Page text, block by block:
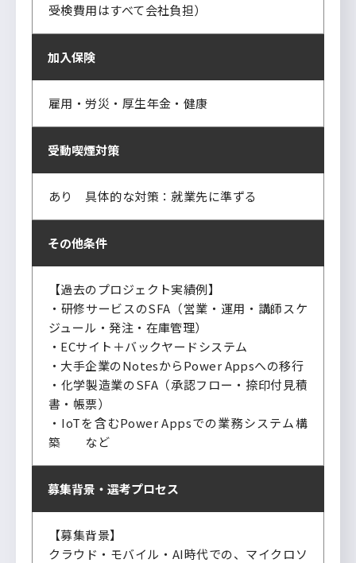
受検費用はすべて会社負担）
加入保険
雇用・労災・厚生年金・健康
受動喫煙対策
あり 具体的な対策：就業先に準ずる
その他条件
【過去のプロジェクト実績例】
・研修サービスのSFA（営業・運用・講師スケ
ジュール・発注・在庫管理）
・ECサイト＋バックヤードシステム
・大手企業のNotesからPower Appsへの移行
・化学製造業のSFA（承認フロー・捺印付見積
書・帳票）
・IoTを含むPower Appsでの業務システム構
築 など
募集背景・ 選考プロセス
【募集背景】
クラウド・モバイル・AI時代での、マイクロソ